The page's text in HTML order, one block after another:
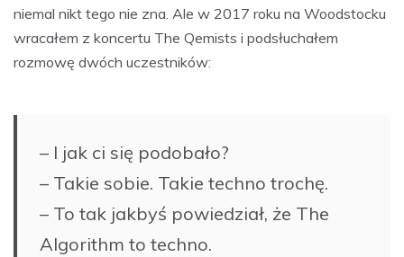
niemal nikt tego nie zna. Ale w 2017 roku na Woodstocku
wracałem z koncertu The Qemists i podsłuchałem
rozmowę dwóch uczestników:
– I jak ci się podobało?
– Takie sobie. Takie techno trochę.
– To tak jakbyś powiedział, że The
Algorithm to techno.